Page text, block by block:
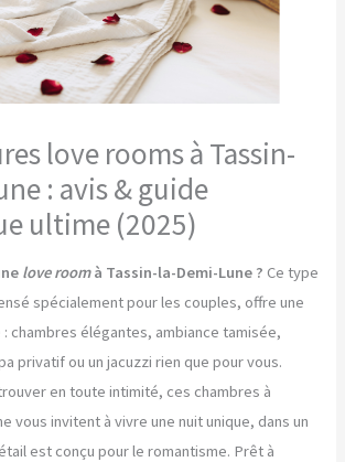
love rooms à Tassin-
: avis & guide
ultime (2025)
love roomà Tassin-la-Demi-Lune ? Ce type
spécialement pour les couples, offre une
chambres élégantes, ambiance tamisée,
privatif ou un jacuzzi rien que pour vous.
en toute intimité, ces chambres à
vous invitent à vivre une nuit unique, dans un
est conçu pour le romantisme. Prêt à